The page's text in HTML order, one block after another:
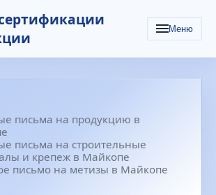
Меню
письма на продукцию в
письма на строительные
и крепеж в Майкопе
письмо на метизы в Майкопе